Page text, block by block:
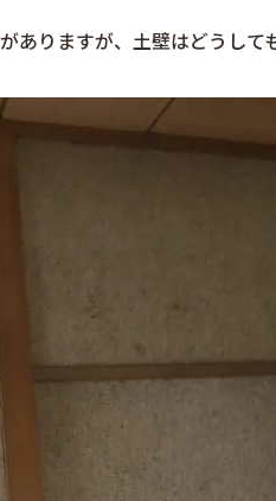
ありますが、土壁はどうし